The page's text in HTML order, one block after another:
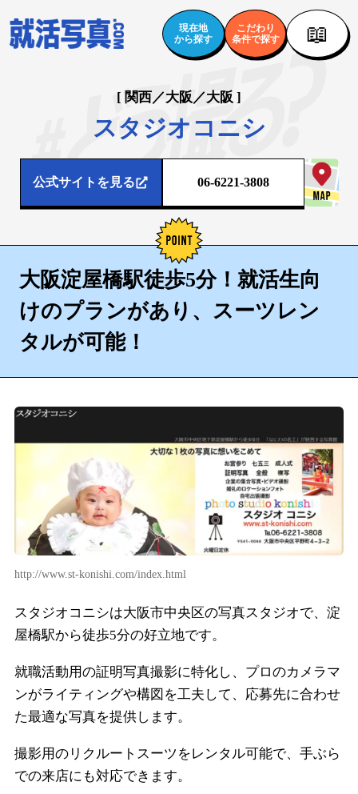
現在地
から探す
こだわり
条件で探す
📖
[ 関西／大阪／大阪 ]
スタジオコニシ
公式サイトを見る 06-6221-3808
大阪淀屋橋駅徒歩5分！就活生向
けのプランがあり、スーツレン
タルが可能！
http://www.st-konishi.com/index.html
スタジオコニシは大阪市中央区の写真スタジオで、淀
屋橋駅から徒歩5分の好立地です。
就職活動用の証明写真撮影に特化し、プロのカメラマ
ンがライティングや構図を工夫して、応募先に合わせ
た最適な写真を提供します。
撮影用のリクルートスーツをレンタル可能で、手ぶら
での来店にも対応できます。